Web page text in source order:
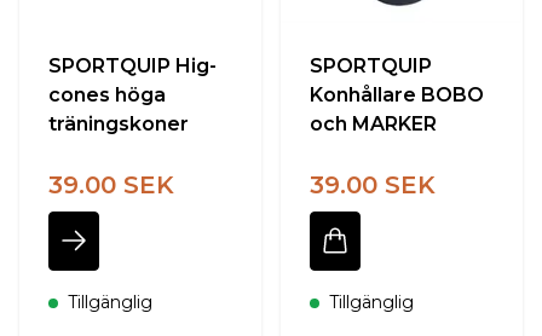
SPORTQUIP Hig-
cones höga
träningskoner
39.00 SEK
Tillgänglig
SPORTQUIP
Konhållare BOBO
och MARKER
39.00 SEK
Tillgänglig